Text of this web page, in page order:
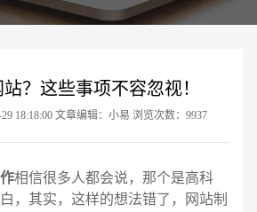
？这些事项不容忽视！
18:18:00 文章编辑：小易 浏览次数：9937
相信很多人都会说，那个是高科
，其实，这样的想法错了，网站制